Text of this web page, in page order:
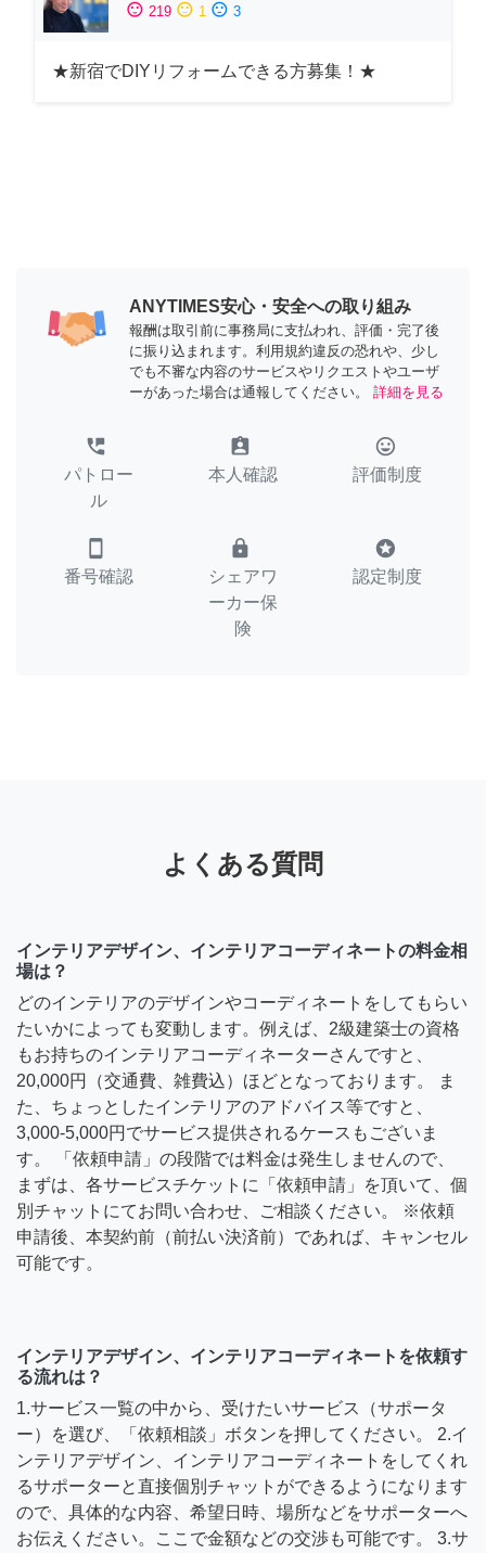
sentiment_satisfied 219 sentiment_neutral 1 sentiment_dissatisfied 3
★新宿でDIYリフォームできる方募集！★
ANYTIMES安心・安全への取り組み
報酬は取引前に事務局に支払われ、評価・完了後
に振り込まれます。利用規約違反の恐れや、少し
でも不審な内容のサービスやリクエストやユーザ
ーがあった場合は通報してください。
詳細を見る
perm_phone_msg
パトロー
ル
assignment_ind
本人確認
tag_faces
評価制度
smartphone
番号確認
lock
シェアワ
ーカー保
険
stars
認定制度
よくある質問
インテリアデザイン、インテリアコーディネートの料金相
場は？
どのインテリアのデザインやコーディネートをしてもらい
たいかによっても変動します。例えば、2級建築士の資格
もお持ちのインテリアコーディネーターさんですと、
20,000円（交通費、雑費込）ほどとなっております。 ま
た、ちょっとしたインテリアのアドバイス等ですと、
3,000-5,000円でサービス提供されるケースもございま
す。 「依頼申請」の段階では料金は発生しませんので、
まずは、各サービスチケットに「依頼申請」を頂いて、個
別チャットにてお問い合わせ、ご相談ください。 ※依頼
申請後、本契約前（前払い決済前）であれば、キャンセル
可能です。
インテリアデザイン、インテリアコーディネートを依頼す
る流れは？
1.サービス一覧の中から、受けたいサービス（サポータ
ー）を選び、「依頼相談」ボタンを押してください。 2.イ
ンテリアデザイン、インテリアコーディネートをしてくれ
るサポーターと直接個別チャットができるようになります
ので、具体的な内容、希望日時、場所などをサポーターへ
お伝えください。ここで金額などの交渉も可能です。 3.サ